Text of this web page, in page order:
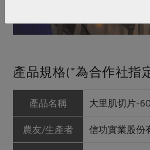
產品規格(*為合作社指
產品名稱 大里肌切片-
農友/生產者 信功實業股份